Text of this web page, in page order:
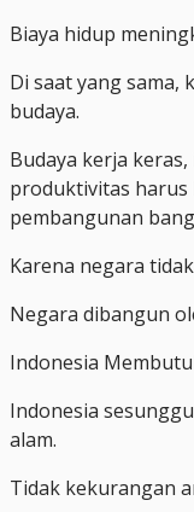
Biaya hidup
Di saat yang sama,
budaya.
Budaya kerja
produktivitas harus
pembangunan
Karena negara
Negara dibangun
Indonesia
Indonesia
alam.
Tidak kekurangan